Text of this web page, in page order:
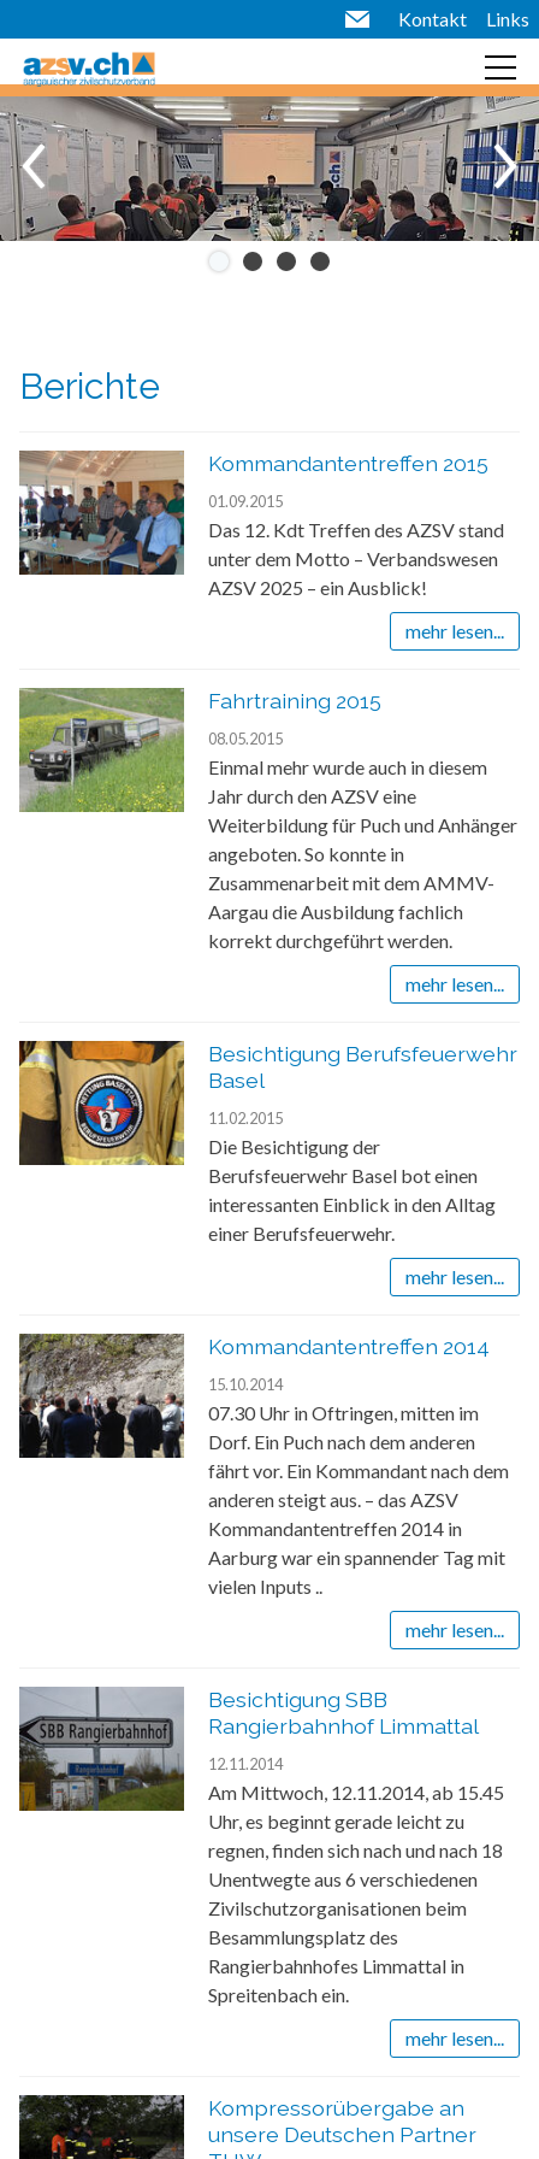
Links
Kontakt
Berichte
Kommandantentreffen 2015
01.09.2015
Das 12. Kdt Treffen des AZSV stand
unter dem Motto – Verbandswesen
AZSV 2025 – ein Ausblick!
mehr lesen...
Fahrtraining 2015
08.05.2015
Einmal mehr wurde auch in diesem
Jahr durch den AZSV eine
Weiterbildung für Puch und Anhänger
angeboten. So konnte in
Zusammenarbeit mit dem AMMV-
Aargau die Ausbildung fachlich
korrekt durchgeführt werden.
mehr lesen...
Besichtigung Berufsfeuerwehr
Basel
11.02.2015
Die Besichtigung der
Berufsfeuerwehr Basel bot einen
interessanten Einblick in den Alltag
einer Berufsfeuerwehr.
mehr lesen...
Kommandantentreffen 2014
15.10.2014
07.30 Uhr in Oftringen, mitten im
Dorf. Ein Puch nach dem anderen
fährt vor. Ein Kommandant nach dem
anderen steigt aus. – das AZSV
Kommandantentreffen 2014 in
Aarburg war ein spannender Tag mit
vielen Inputs ..
mehr lesen...
Besichtigung SBB
Rangierbahnhof Limmattal
12.11.2014
Am Mittwoch, 12.11.2014, ab 15.45
Uhr, es beginnt gerade leicht zu
regnen, finden sich nach und nach 18
Unentwegte aus 6 verschiedenen
Zivilschutzorganisationen beim
Besammlungsplatz des
Rangierbahnhofes Limmattal in
Spreitenbach ein.
mehr lesen...
Kompressorübergabe an
unsere Deutschen Partner